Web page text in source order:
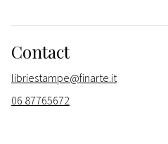
Contact
libriestampe@finarte.it
06 87765672